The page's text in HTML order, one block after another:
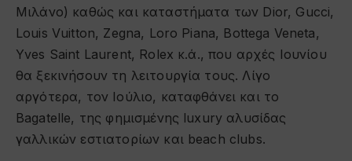
Μιλάνο) καθώς και καταστήματα των Dior, Gucci,
Louis Vuitton, Zegna, Loro Piana, Bottega Veneta,
Yves Saint Laurent, Rolex κ.ά., που αρχές Ιουνίου
θα ξεκινήσουν τη λειτουργία τους. Λίγο
αργότερα, τον Ιούλιο, καταφθάνει και το
Bagatelle, της φημισμένης luxury αλυσίδας
γαλλικών εστιατορίων και beach clubs.